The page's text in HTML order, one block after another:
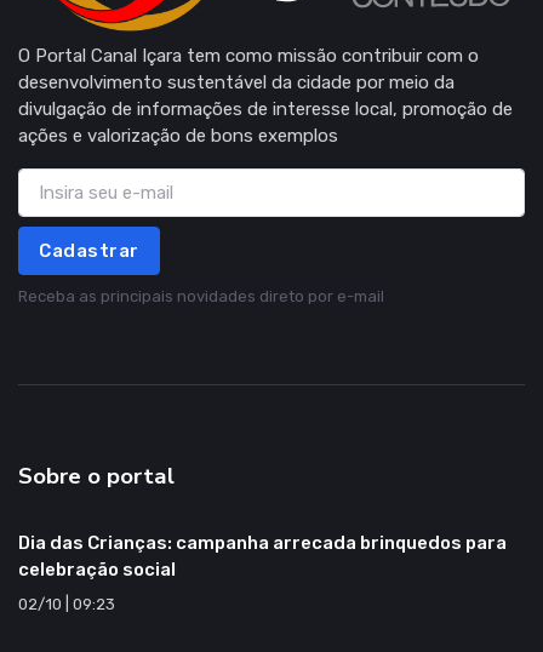
O Portal Canal Içara tem como missão contribuir com o
desenvolvimento sustentável da cidade por meio da
divulgação de informações de interesse local, promoção de
ações e valorização de bons exemplos
Cadastrar
Receba as principais novidades direto por e-mail
celebração social
02/10 | 09:23